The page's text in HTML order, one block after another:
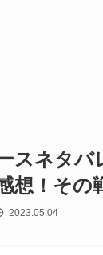
スネタバ
想！その
2023.05.04